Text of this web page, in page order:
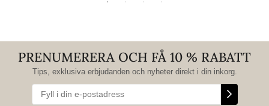
PRENUMERERA OCH FÅ 10 % RABATT
Tips, exklusiva erbjudanden och nyheter direkt i din inkorg.